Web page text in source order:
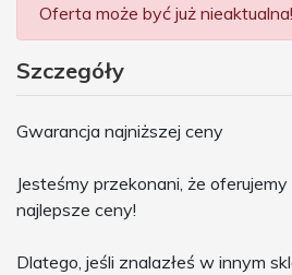
Oferta może być już nieaktualna!
Szczegóły
Gwarancja najniższej ceny
Jesteśmy przekonani, że
najlepsze ceny!
Dlatego, jeśli znalazłeś w innym